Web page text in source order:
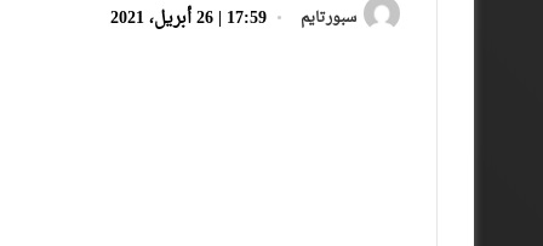
سبورتايم 17:59 | 26 أبريل، 2021